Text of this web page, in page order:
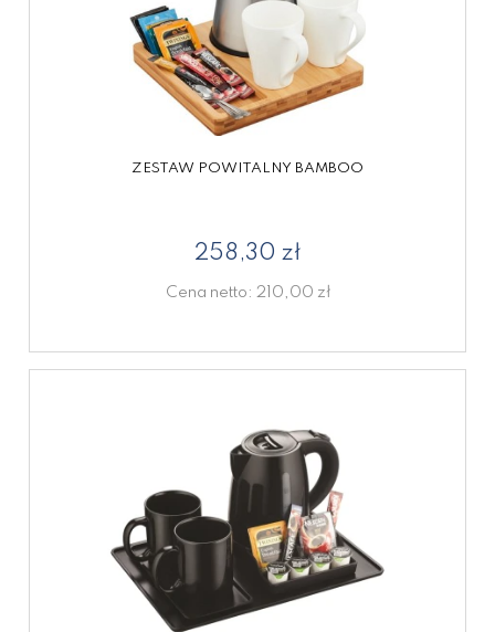
ZESTAW POWITALNY BAMBOO
258,30 zł
Cena netto: 210,00 zł